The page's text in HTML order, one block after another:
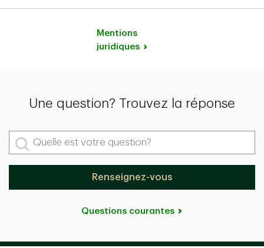
Mentions
juridiques
Une question? Trouvez la réponse
Quelle est votre question?
Renseignez-vous
Questions courantes